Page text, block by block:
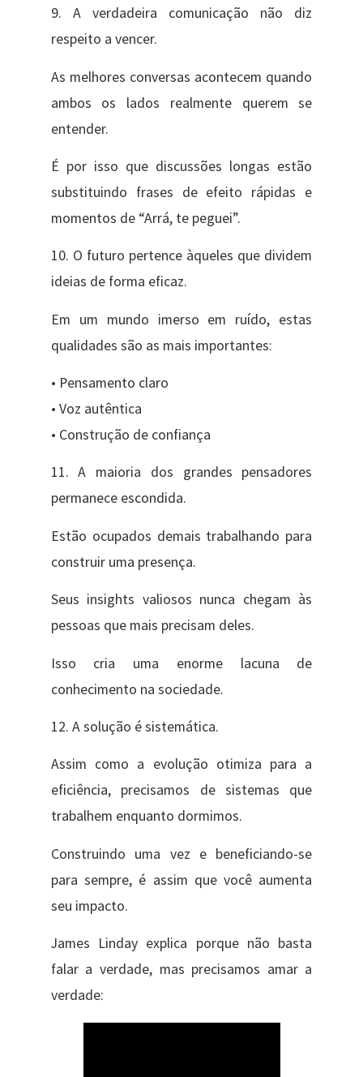
9. A verdadeira comunicação não diz
respeito a vencer.
As melhores conversas acontecem quando
ambos os lados realmente querem se
entender.
É por isso que discussões longas estão
substituindo frases de efeito rápidas e
momentos de “Arrá, te peguei”.
10. O futuro pertence àqueles que dividem
ideias de forma eficaz.
Em um mundo imerso em ruído, estas
qualidades são as mais importantes:
• Pensamento claro
• Voz autêntica
• Construção de confiança
11. A maioria dos grandes pensadores
permanece escondida.
Estão ocupados demais trabalhando para
construir uma presença.
Seus insights valiosos nunca chegam às
pessoas que mais precisam deles.
Isso cria uma enorme lacuna de
conhecimento na sociedade.
12. A solução é sistemática.
Assim como a evolução otimiza para a
eficiência, precisamos de sistemas que
trabalhem enquanto dormimos.
Construindo uma vez e beneficiando-se
para sempre, é assim que você aumenta
seu impacto.
James Linday explica porque não basta
falar a verdade, mas precisamos amar a
verdade: